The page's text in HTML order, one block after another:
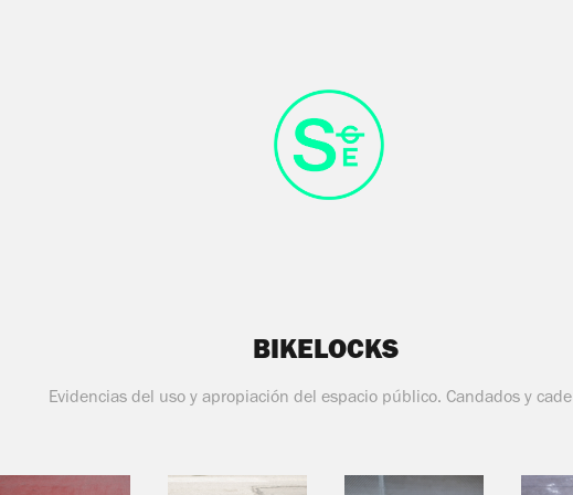
BIKELOCKS
Evidencias del uso y apropiación del espacio público. Candados y